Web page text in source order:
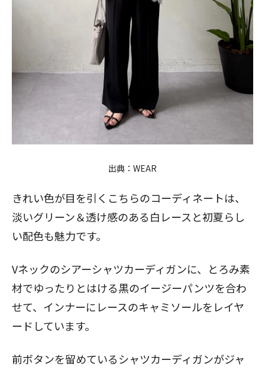
出典： WEAR
きれい色が目を引くこちらのコーディネートは、
淡いグリーン＆透け感のある白レースと初夏らし
い配色も魅力です。
Vネックのシアーシャツカーディガンに、とろみ素
材でゆったりとはける黒のイージーパンツを合わ
せて、インナーにレースのキャミソールをレイヤ
ードしています。
前ボタンを留めているシャツカーディガンがジャ